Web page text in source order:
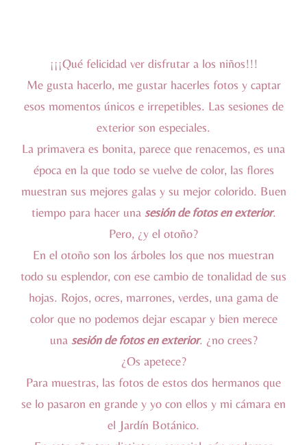
¡¡¡Qué felicidad ver disfrutar a los niños!!!
Me gusta hacerlo, me gustar hacerles fotos y captar
esos momentos únicos e irrepetibles. Las sesiones de
exterior son especiales.
La primavera es bonita, parece que renacemos, es una
época en la que todo se vuelve de color, las flores
muestran sus mejores galas y su mejor colorido. Buen
tiempo para hacer una sesión de fotos en exterior.
Pero, ¿y el otoño?
En el otoño son los árboles los que nos muestran
todo su esplendor, con ese cambio de tonalidad de sus
hojas. Rojos, ocres, marrones, verdes, una gama de
color que no podemos dejar escapar y bien merece
una sesión de fotos en exterior. ¿no crees?
¿Os apetece?
Para muestras, las fotos de estos dos hermanos que
se lo pasaron en grande y yo con ellos y mi cámara en
el Jardín Botánico.